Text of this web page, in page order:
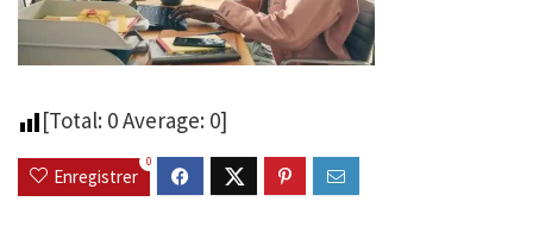
[Total: 0Average: 0]
Enregistrer
0